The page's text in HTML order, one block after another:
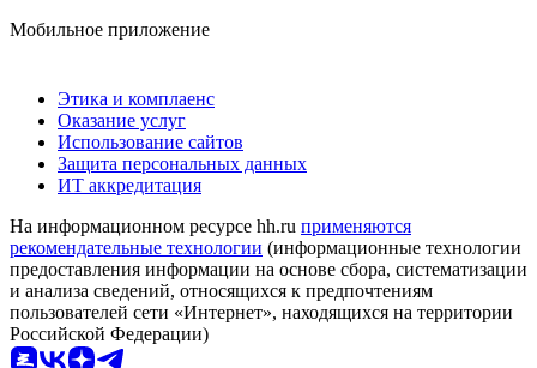
Мобильное приложение
Этика и комплаенс
Оказание услуг
Использование сайтов
Защита персональных данных
ИТ аккредитация
На информационном ресурсе hh.ru применяются
рекомендательные технологии (информационные технологии
предоставления информации на основе сбора, систематизации
и анализа сведений, относящихся к предпочтениям
пользователей сети «Интернет», находящихся на территории
Российской Федерации)